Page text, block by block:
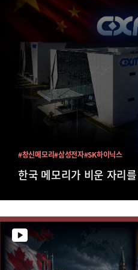
한국 메모리가 비운 자리
#창신메모리#삼성전자#SK하이닉스